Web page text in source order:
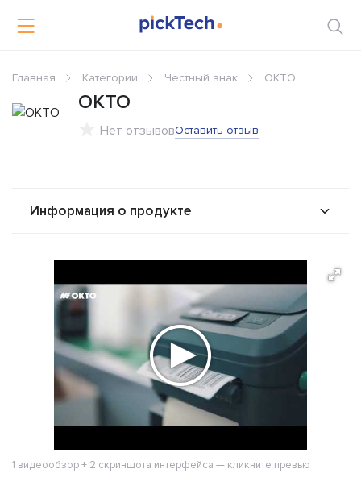
Главная Категории Честный знак ОКТО
ОКТО
Нет отзывовОставить отзыв
Информация о продукте
Альтернативы
Сравнения
Отзывы
1 видеообзор + 2 скриншота интерфейса — кликните превью